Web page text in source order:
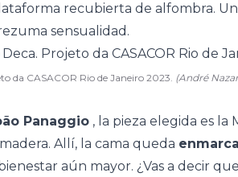
recubierta de alfombra.
sensualidad.
da CASACOR Rio de Janeiro 2023. (André
Panaggio , la pieza elegida es la
Allí, la cama queda
aún mayor. ¿Vas a decir